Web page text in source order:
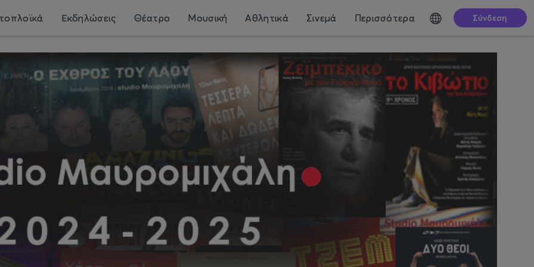
Εκδηλώσεις Θέατρο Μουσική Αθλητικά Σινεμά Περισσότερα Σύνδεση